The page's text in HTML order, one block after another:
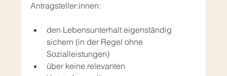
Antragsteller:innen:
den Lebensunterhalt eigenständig
sichern (in der Regel ohne
Sozialleistungen)
über keine relevanten